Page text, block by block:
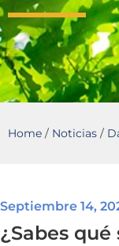
Home / Noticias /
Septiembre 14,
¿Sabes